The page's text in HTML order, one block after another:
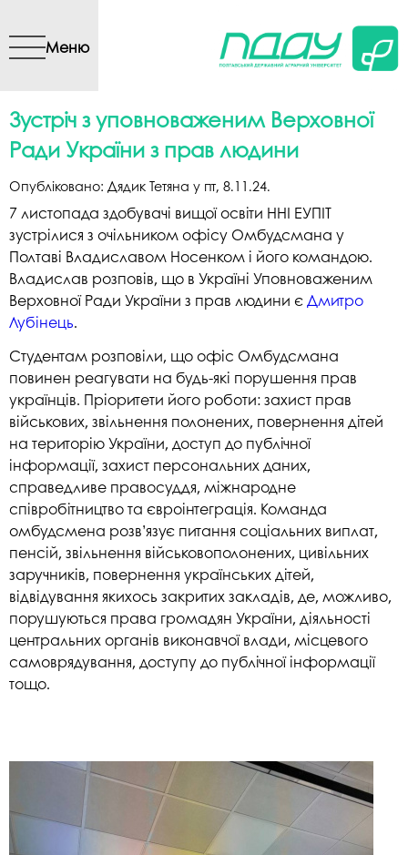
вмісту
Меню
Зустріч з уповноваженим Верховної
Ради України з прав людини
Опубліковано: Дядик Тетяна у пт, 8.11.24.
7 листопада здобувачі вищої освіти ННІ ЕУПІТ
зустрілися з очільником офісу Омбудсмана у
Полтаві Владиславом Носенком і його командою.
Владислав розповів, що в Україні Уповноваженим
Верховної Ради України з прав людини єДмитро
Лубінець.
Студентам розповіли, що офіс Омбудсмана
повинен реагувати на будь-які порушення прав
українців. Пріоритети його роботи: захист прав
військових, звільнення полонених, повернення дітей
на територію України, доступ до публічної
інформації, захист персональних даних,
справедливе правосуддя, міжнародне
співробітництво та євроінтеграція. Команда
омбудсмена розв’язує питання соціальних виплат,
пенсій, звільнення військовополонених, цивільних
заручників, повернення українських дітей,
відвідування якихось закритих закладів, де, можливо,
порушуються права громадян України, діяльності
центральних органів виконавчої влади, місцевого
самоврядування, доступу до публічної інформації
тощо.